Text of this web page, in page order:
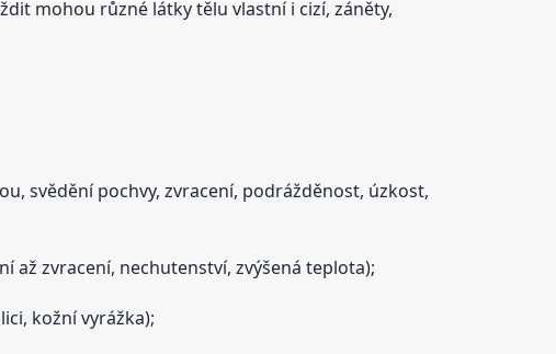
mohou různé látky tělu vlastní i cizí, záněty,
svědění pochvy, zvracení, podrážděnost, úzkost,
zvracení, nechutenství, zvýšená teplota);
kožní vyrážka);